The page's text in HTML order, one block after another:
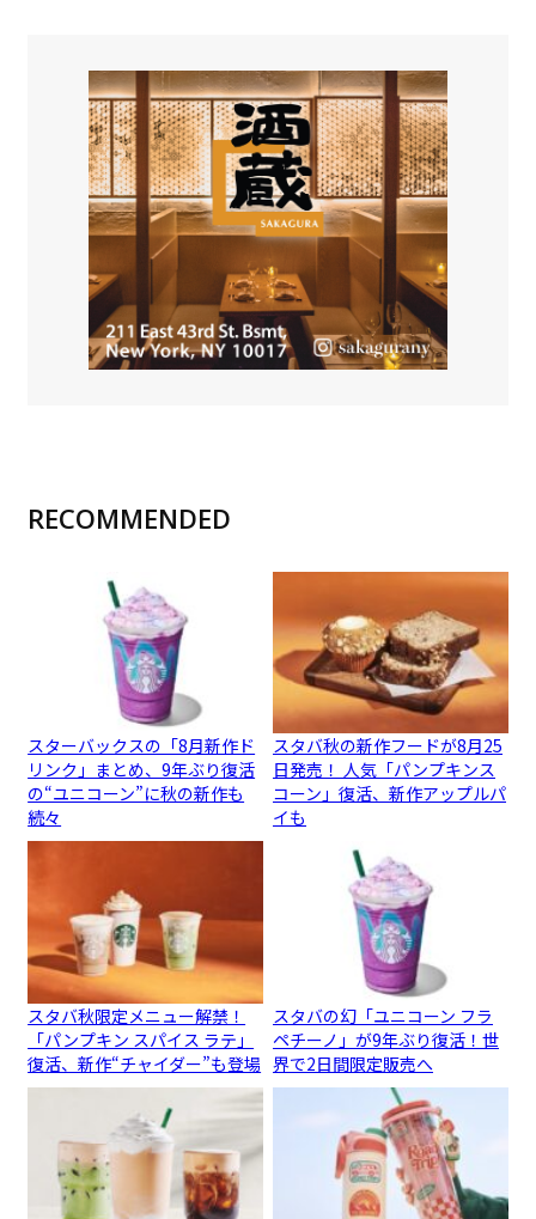
RECOMMENDED
スターバックスの「8月新作ド
リンク」まとめ、9年ぶり復活
の“ユニコーン”に秋の新作も
続々
スタバ秋の新作フードが8月25
日発売！ 人気「パンプキンス
コーン」復活、新作アップルパ
イも
スタバ秋限定メニュー解禁！
「パンプキン スパイス ラテ」
復活、新作“チャイダー”も登場
スタバの幻「ユニコーン フラ
ペチーノ」が9年ぶり復活！世
界で2日間限定販売へ